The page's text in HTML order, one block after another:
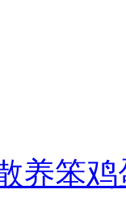
养笨鸡